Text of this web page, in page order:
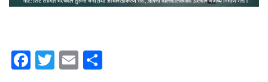
Facebook
Twitter
Email